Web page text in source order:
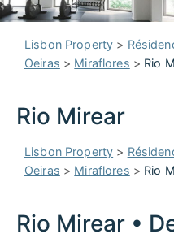
Lisbon Property >
Oeiras > Miraflores > Rio
Rio Mirear
Lisbon Property >
Oeiras > Miraflores > Rio
Rio Mirear •